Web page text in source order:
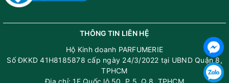
quyện trong loại rượu Rum sang trọng nhất thế giới,
nước hoa hương gỗ Santal Wood khiến người ta như
chìm đắm vào trong hương thơm gỗ phương Đông độc
đáo và quyền lực.
review nước hoa Santal Wood
trên các diễn
THÔNG TIN LIÊN HỆ
Hộ Kinh doanh PARFUMERIE
Số ĐKKD 41H8185878 cấp ngày 24/3/2022 tại UBND Quận 8,
TPHCM
Địa chỉ: 1F Quốc lộ 50, P.5, Q.8, TPHCM